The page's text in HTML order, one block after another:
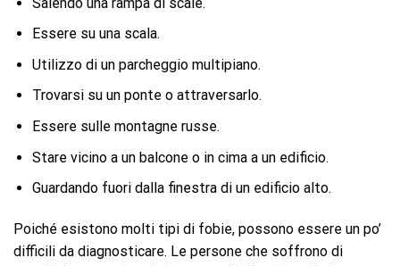
Essere su una scala.
Utilizzo di un parcheggio multipiano.
Trovarsi su un ponte o attraversarlo.
Essere sulle montagne russe.
Stare vicino a un balcone o in cima a un edificio.
Guardando fuori dalla finestra di un edificio alto.
Poiché esistono molti tipi di fobie, possono essere un po’
difficili da diagnosticare. Le persone che soffrono di